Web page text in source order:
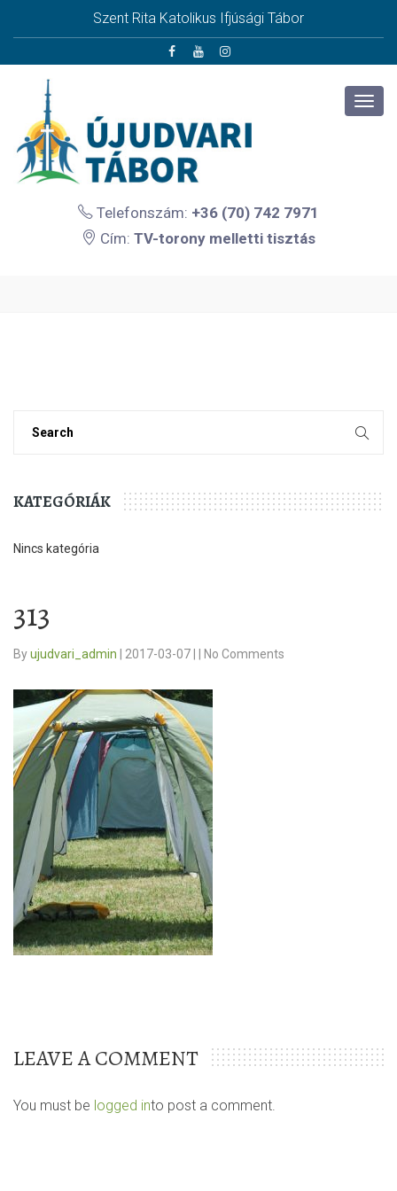
Szent Rita Katolikus Ifjúsági Tábor
Telefonszám: +36 (70) 742 7971
Cím: TV-torony melletti tisztás
KATEGÓRIÁK
Nincs kategória
313
Byujudvari_admin 2017-03-07 No Comments
LEAVE A COMMENT
You must be logged into post a comment.